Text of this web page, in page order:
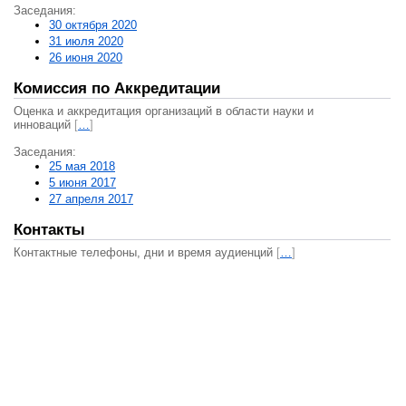
Заседания:
30 октября 2020
31 июля 2020
26 июня 2020
Комиссия по Аккредитации
Оценка и аккредитация организаций в области науки и
инноваций […]
Заседания:
25 мая 2018
5 июня 2017
27 апреля 2017
Контакты
Контактные телефоны, дни и время аудиенций […]